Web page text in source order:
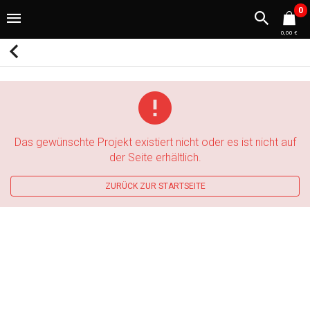
0
0,00 €
Das gewünschte Projekt existiert nicht oder es ist nicht auf
der Seite erhältlich.
ZURÜCK ZUR STARTSEITE